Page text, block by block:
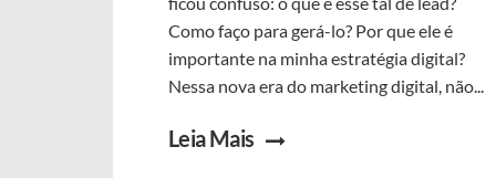
Como faço para gerá-lo? Por que ele é
importante na minha estratégia digital?
Nessa nova era do marketing digital, não...
Leia Mais